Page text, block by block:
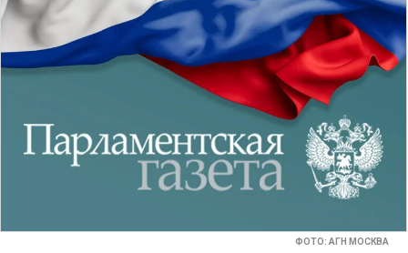
ФОТО: АГН МОСКВА